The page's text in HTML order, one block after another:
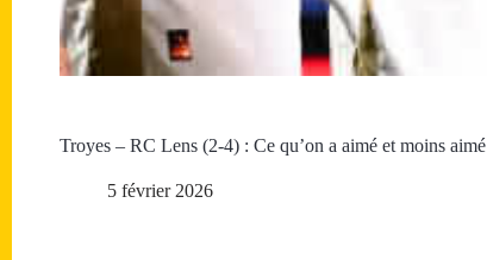
Troyes – RC Lens (2-4) : Ce qu’on a aimé et moins aimé
5 février 2026